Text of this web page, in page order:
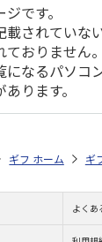
です。
載されていな
おりません。
になるパソコ
ります。
お中元・夏ギフ
ギフトストア
ホーム ギ
よくあ